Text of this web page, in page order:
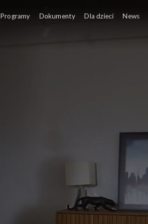
Programy Dokumenty Dla dzieci News